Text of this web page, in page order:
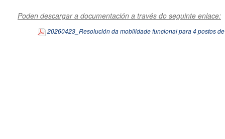
Poden descargar a documentación a través do seguinte enlace:
20260423_Resolución da mobilidade funcional para 4 postos